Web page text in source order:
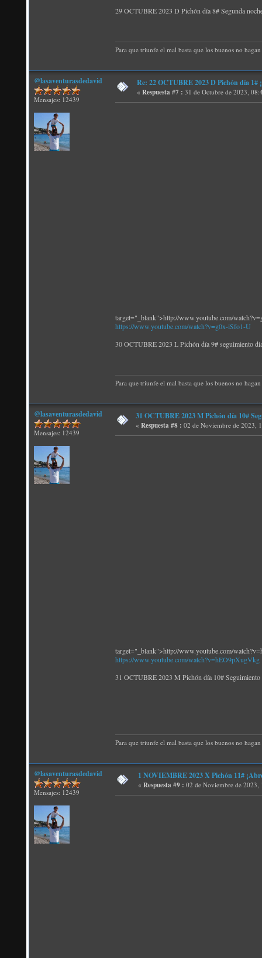
29 OCTUBRE 2023 D Pichón día 8# Segunda
Para que triunfe el mal basta que los buenos no
@lasaventurasdedavid
Mensajes: 12439
Re: 22 OCTUBRE 2023 D Pichón día
« Respuesta #7 : 31 de Octubre de 2023,
target="_blank">http://www.youtube.com/
https://www.youtube.com/watch?v=g0x-iSfo1-U
30 OCTUBRE 2023 L Pichón día 9# seguimiento
Para que triunfe el mal basta que los buenos no
@lasaventurasdedavid
Mensajes: 12439
31 OCTUBRE 2023 M Pichón día 10#
« Respuesta #8 : 02 de Noviembre de 2023,
target="_blank">http://www.youtube.com/
https://www.youtube.com/watch?v=hEO9pXugVkg
31 OCTUBRE 2023 M Pichón día 10#
Para que triunfe el mal basta que los buenos no
@lasaventurasdedavid
Mensajes: 12439
1 NOVIEMBRE 2023 X Pichón 11#
« Respuesta #9 : 02 de Noviembre de 2023,